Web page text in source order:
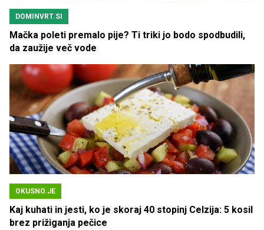
DOMINVRT.SI
Mačka poleti premalo pije? Ti triki jo bodo spodbudili,
da zaužije več vode
OKUSNO.JE
Kaj kuhati in jesti, ko je skoraj 40 stopinj Celzija: 5 kosil
brez prižiganja pečice